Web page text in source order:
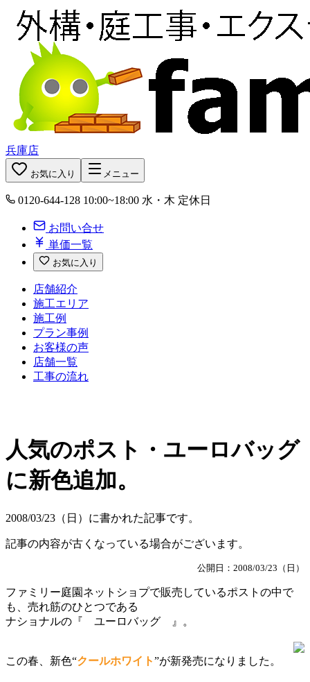
兵庫店
お気に入り メニュー
0120-644-128 10:00~18:00 水・木 定休日
お問い合せ
単価一覧
お気に入り
店舗紹介
施工エリア
施工例
プラン事例
お客様の声
店舗一覧
工事の流れ
人気のポスト・ユーロバッグ
に新色追加。
2008/03/23（日）に書かれた記事です。
記事の内容が古くなっている場合がございます。
公開日：2008/03/23（日）
ファミリー庭園ネットショプで販売しているポストの中で
も、売れ筋のひとつである
ナショナルの『 ユーロバッグ 』。
この春、新色“クールホワイト”が新発売になりました。